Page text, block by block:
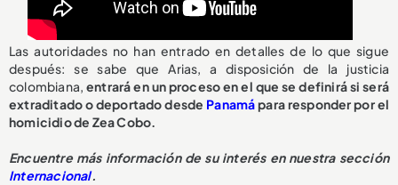
Las autoridades no han entrado en detalles de lo que sigue
después: se sabe que Arias, a disposición de la justicia
colombiana,entrará en un proceso en el que se definirá si será
extraditado o deportado desde Panamápara responder por el
homicidio de Zea Cobo.
Encuentre más información de su interés en nuestra sección
Internacional.